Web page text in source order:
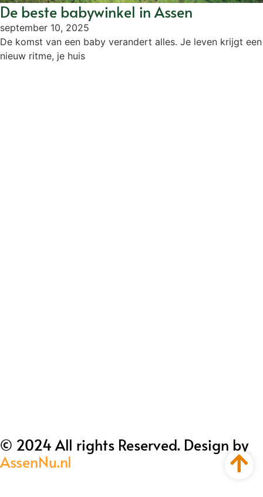
De beste babywinkel in Assen
september 10, 2025
De komst van een baby verandert alles. Je leven krijgt een
nieuw ritme, je huis
© 2024 All rights Reserved. Design by
AssenNu.nl